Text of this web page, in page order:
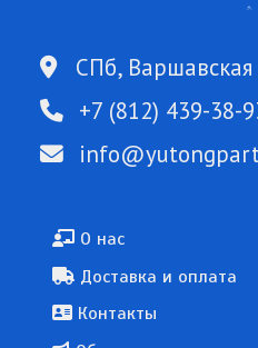
СПб, Варшавская
+7 (812) 439-38-
Подвал
О нас
Доставка и оплата
Контакты